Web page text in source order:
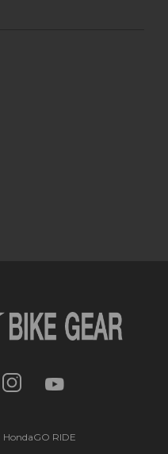
HondaGO RIDE